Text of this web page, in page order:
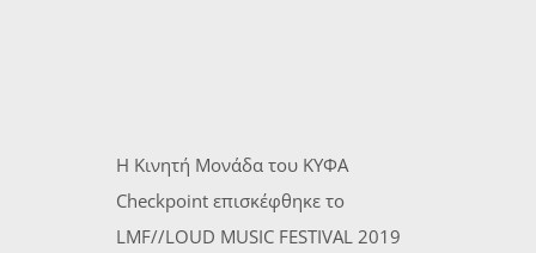
Η Κινητή Μονάδα του ΚΥΦΑ
Checkpoint επισκέφθηκε το
LMF//LOUD MUSIC FESTIVAL 2019